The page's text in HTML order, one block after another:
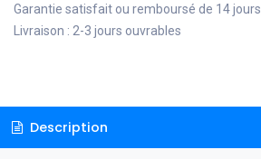
Garantie satisfait ou remboursé de 14 jours
Livraison : 2-3 jours ouvrables
Description